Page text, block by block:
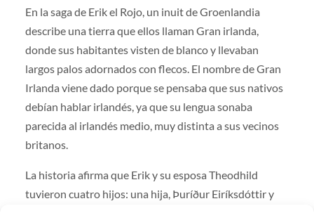
En la saga de Erik el Rojo, un inuit de Groenlandia
describe una tierra que ellos llaman Gran irlanda,
donde sus habitantes visten de blanco y llevaban
largos palos adornados con flecos. El nombre de Gran
Irlanda viene dado porque se pensaba que sus nativos
debían hablar irlandés, ya que su lengua sonaba
parecida al irlandés medio, muy distinta a sus vecinos
britanos.
La historia afirma que Erik y su esposa Theodhild
tuvieron cuatro hijos: una hija, Þuríður Eiríksdóttir y